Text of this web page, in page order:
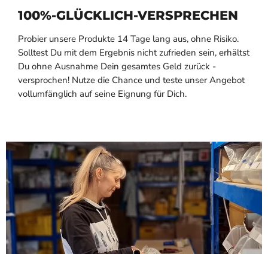
100%-GLÜCKLICH-VERSPRECHEN
Probier unsere Produkte 14 Tage lang aus, ohne Risiko.
Solltest Du mit dem Ergebnis nicht zufrieden sein, erhältst
Du ohne Ausnahme Dein gesamtes Geld zurück -
versprochen! Nutze die Chance und teste unser Angebot
vollumfänglich auf seine Eignung für Dich.